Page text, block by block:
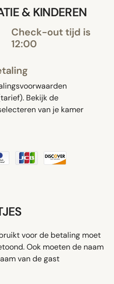
& KINDEREN
Check-out tijd is
12:00
Bekijk de
van je kamer
voor de betaling moet
Ook moeten de naam
van de gast